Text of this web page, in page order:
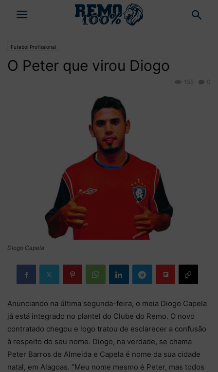
Futebol Profissional
O Peter que virou Diogo
0
155
Diogo Capela
Anunciando na última segunda-feira, o meia Diogo Capela
já está integrado no plantel do Clube do Remo. O novo
contratado chegou e logo tratou de esclarecer a confusão
à respeito do seu nome. Diogo, na verdade, se chama
Peter Barros de Almeida e Capela é nome da sua cidade
natal, em Alagoas. “Meu nome mesmo é Peter, mas todos